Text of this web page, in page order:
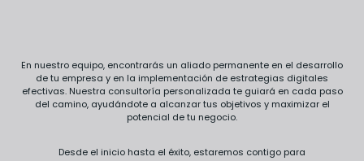
En nuestro equipo, encontrarás un aliado permanente en el desarrollo
de tu empresa y en la implementación de estrategias digitales
efectivas. Nuestra consultoría personalizada te guiará en cada paso
del camino, ayudándote a alcanzar tus objetivos y maximizar el
potencial de tu negocio.
Desde el inicio hasta el éxito, estaremos contigo para